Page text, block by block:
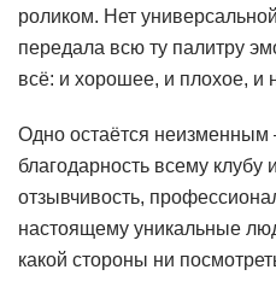
роликом. Нет
передала всю ту палитру
всё: и хорошее, и плохое, и
Одно остаётся неизменным
благодарность всему клубу
отзывчивость,
настоящему уникальные
какой стороны ни